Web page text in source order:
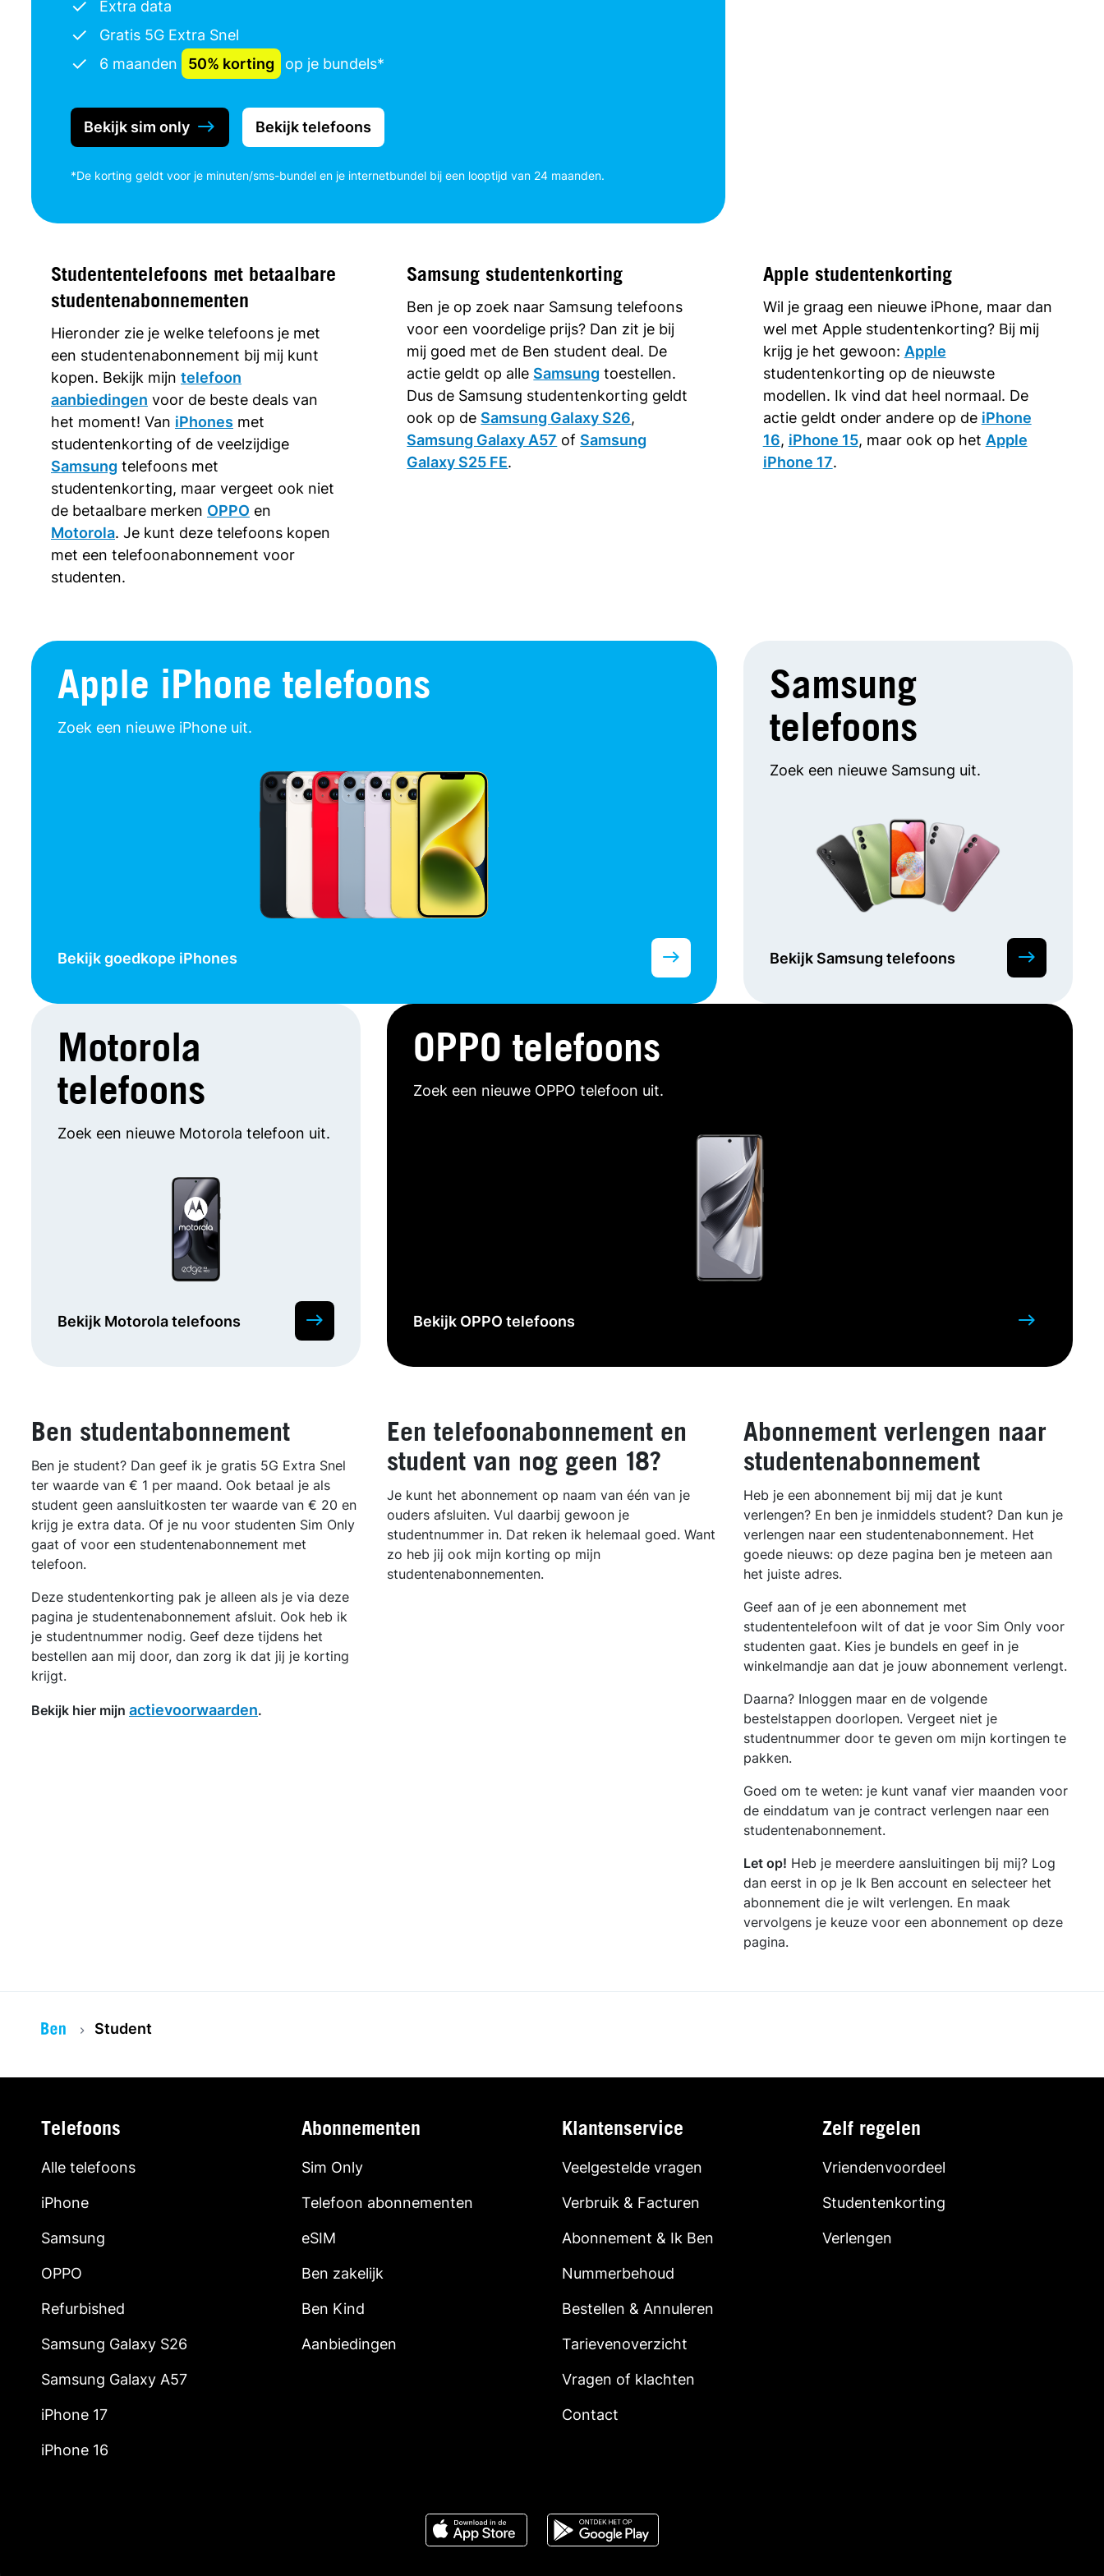
Extra data
Gratis 5G Extra Snel
6 maanden
50% korting op je bundels*
Bekijk sim only Bekijk telefoons
*De korting geldt voor je minuten/sms-bundel en je internetbundel bij een looptijd van 24 maanden.
Studententelefoons met betaalbare
studentenabonnementen
Hieronder zie je welke telefoons je met
een studentenabonnement bij mij kunt
kopen. Bekijk mijn telefoon
aanbiedingen voor de beste deals van
het moment! Van iPhones met
studentenkorting of de veelzijdige
Samsung telefoons met
studentenkorting, maar vergeet ook niet
de betaalbare merken OPPO en
Motorola. Je kunt deze telefoons kopen
met een telefoonabonnement voor
studenten.
Samsung studentenkorting
Ben je op zoek naar Samsung telefoons
voor een voordelige prijs? Dan zit je bij
mij goed met de Ben student deal. De
actie geldt op alleSamsung toestellen.
Dus de Samsung studentenkorting geldt
ook op deSamsung Galaxy S26,
Samsung Galaxy A57 ofSamsung
Galaxy S25 FE.
Apple studentenkorting
Wil je graag een nieuwe iPhone, maar dan
wel met Apple studentenkorting? Bij mij
krijg je het gewoon: Apple
studentenkorting op de nieuwste
modellen. Ik vind dat heel normaal. De
actie geldt onder andere op de iPhone
16, iPhone 15, maar ook op het Apple
iPhone 17.
Apple iPhone telefoons
Zoek een nieuwe iPhone uit.
Bekijk goedkope iPhones
Samsung
telefoons
Zoek een nieuwe Samsung uit.
Bekijk Samsung telefoons
Motorola
telefoons
Zoek een nieuwe Motorola telefoon uit.
Bekijk Motorola telefoons
OPPO telefoons
Zoek een nieuwe OPPO telefoon uit.
Bekijk OPPO telefoons
Ben studentabonnement
Ben je student? Dan geef ik je gratis 5G Extra Snel
ter waarde van € 1 per maand. Ook betaal je als
student geen aansluitkosten ter waarde van € 20 en
krijg je extra data. Of je nu voor studenten Sim Only
gaat of voor een studentenabonnement met
telefoon.
Deze studentenkorting pak je alleen als je via deze
pagina je studentenabonnement afsluit. Ook heb ik
je studentnummer nodig. Geef deze tijdens het
bestellen aan mij door, dan zorg ik dat jij je korting
krijgt.
Bekijk hier mijn actievoorwaarden.
Een telefoonabonnement en
student van nog geen 18?
Je kunt het abonnement op naam van één van je
ouders afsluiten. Vul daarbij gewoon je
studentnummer in. Dat reken ik helemaal goed. Want
zo heb jij ook mijn korting op mijn
studentenabonnementen.
Abonnement verlengen naar
studentenabonnement
Heb je een abonnement bij mij dat je kunt
verlengen? En ben je inmiddels student? Dan kun je
verlengen naar een studentenabonnement. Het
goede nieuws: op deze pagina ben je meteen aan
het juiste adres.
Geef aan of je een abonnement met
studententelefoon wilt of dat je voor Sim Only voor
studenten gaat. Kies je bundels en geef in je
winkelmandje aan dat je jouw abonnement verlengt.
Daarna? Inloggen maar en de volgende
bestelstappen doorlopen. Vergeet niet je
studentnummer door te geven om mijn kortingen te
pakken.
Goed om te weten: je kunt vanaf vier maanden voor
de einddatum van je contract verlengen naar een
studentenabonnement.
Let op! Heb je meerdere aansluitingen bij mij? Log
dan eerst in op je Ik Ben account en selecteer het
abonnement die je wilt verlengen. En maak
vervolgens je keuze voor een abonnement op deze
pagina.
Student
Telefoons
Alle telefoons
iPhone
Samsung
OPPO
Refurbished
Samsung Galaxy S26
Samsung Galaxy A57
iPhone 17
iPhone 16
Abonnementen
Sim Only
Telefoon abonnementen
eSIM
Ben zakelijk
Ben Kind
Aanbiedingen
Klantenservice
Veelgestelde vragen
Verbruik & Facturen
Abonnement & Ik Ben
Nummerbehoud
Bestellen & Annuleren
Tarievenoverzicht
Vragen of klachten
Contact
Zelf regelen
Vriendenvoordeel
Studentenkorting
Verlengen